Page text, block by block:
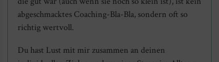
abgeschmacktes Coaching-Bla-Bla, sondern oft so
richtig wertvoll.
Du hast Lust mit mir zusammen an deinen